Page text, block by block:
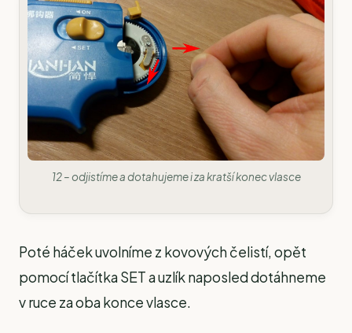
12 – odjistíme a dotahujeme i za kratší konec vlasce
Poté háček uvolníme z kovových čelistí, opět
pomocí tlačítka SET a uzlík naposled dotáhneme
v ruce za oba konce vlasce.